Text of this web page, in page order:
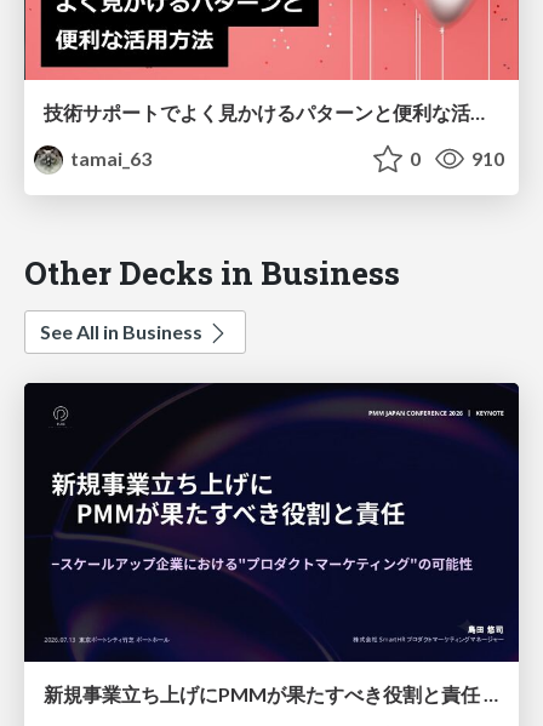
技術サポートでよく見かけるパターンと便利な活用方法
tamai_63
0 910
Other Decks in Business
See All in Business